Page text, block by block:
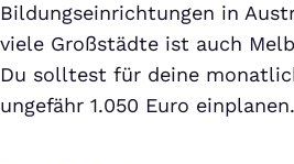
Bildungseinrichtungen in
viele Großstädte ist auch
Du solltest für deine
ungefähr 1.050 Euro einplanen.